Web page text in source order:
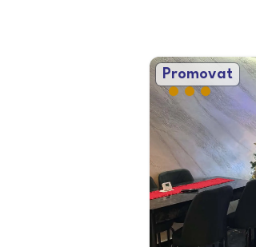
Promovat